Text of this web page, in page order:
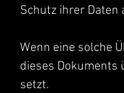
Schutz ihrer Daten
Wenn eine solche
dieses Dokuments
setzt.